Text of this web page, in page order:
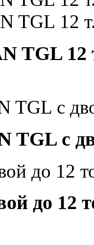
TGL 12
TGL с
до 12